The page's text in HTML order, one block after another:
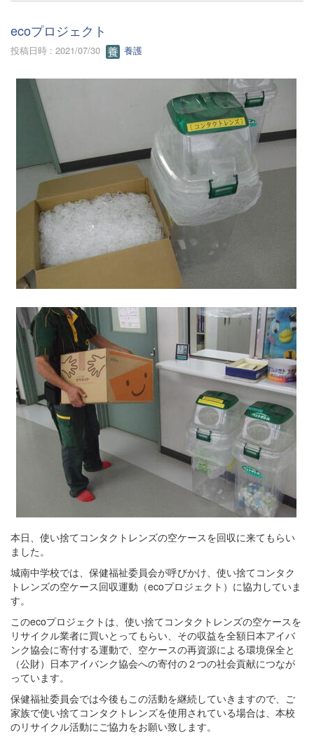
ecoプロジェクト
投稿日時 : 2021/07/30 養護
本日、使い捨てコンタクトレンズの空ケースを回収に来てもらい
ました。
城南中学校では、保健福祉委員会が呼びかけ、使い捨てコンタク
トレンズの空ケース回収運動（ecoプロジェクト）に協力していま
す。
このecoプロジェクトは、使い捨てコンタクトレンズの空ケースを
リサイクル業者に買いとってもらい、その収益を全額日本アイバ
ンク協会に寄付する運動で、空ケースの再資源による環境保全と
（公財）日本アイバンク協会への寄付の２つの社会貢献につなが
っています。
保健福祉委員会では今後もこの活動を継続していきますので、ご
家族で使い捨てコンタクトレンズを使用されている場合は、本校
のリサイクル活動にご協力をお願い致します。